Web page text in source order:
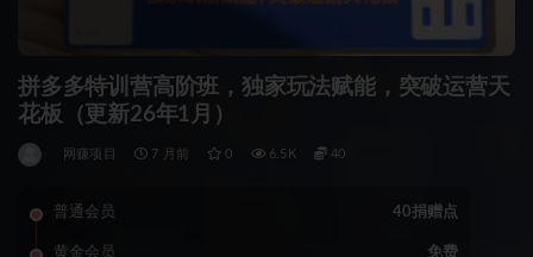
拼多多特训营高阶班，独家玩法赋能，突破运营天
花板（更新26年1月）
网赚项目 7 月前 0 6.5K 40
普通会员 40捐赠点
黄金会员 免费